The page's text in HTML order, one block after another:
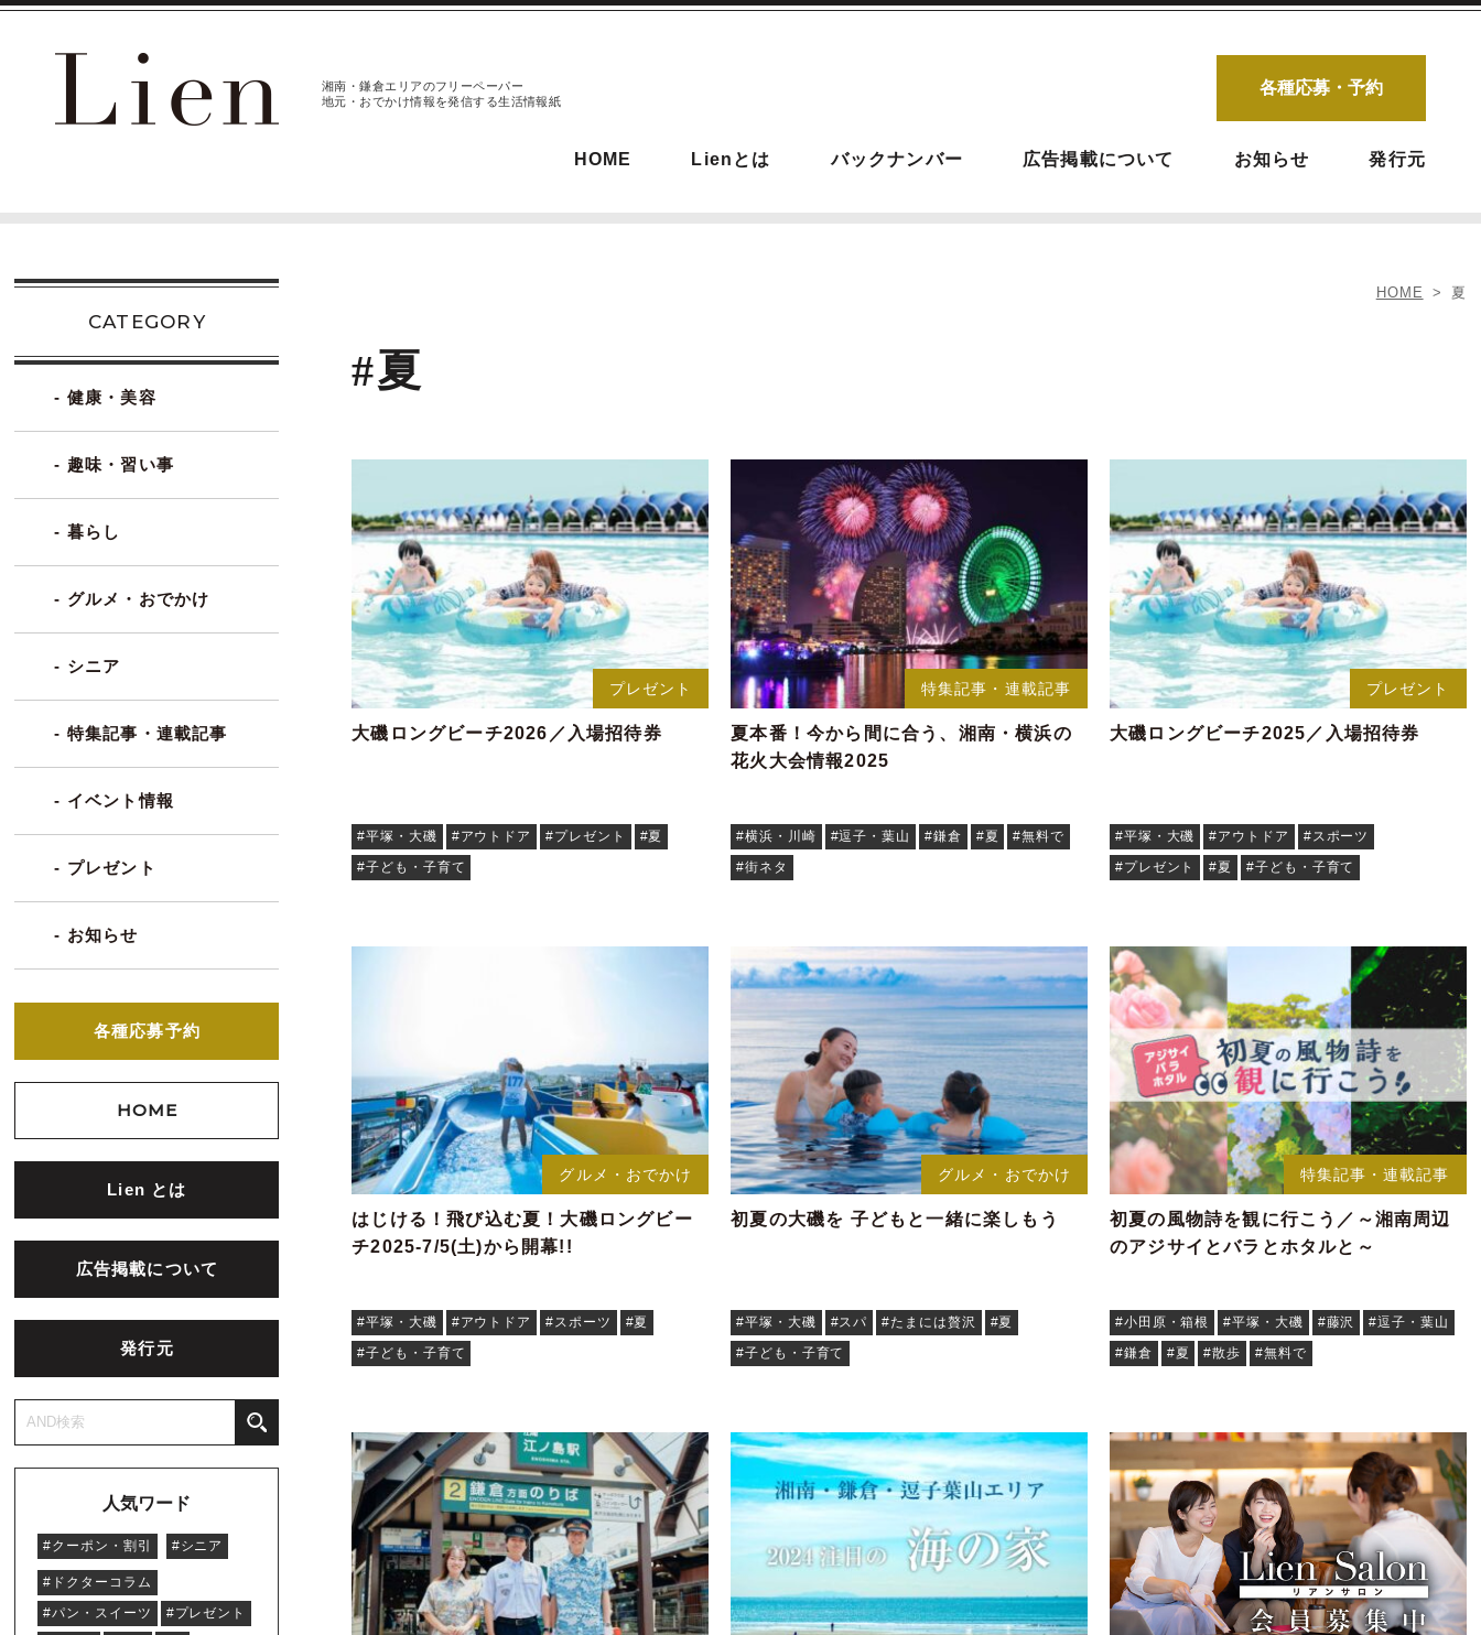
湘南・鎌倉エリアのフリーペーパー
地元・おでかけ情報を発信する生活情報紙
各種応募・予約
HOME Lienとは バックナンバー 広告掲載について お知らせ 発行元
CATEGORY
- 健康・美容
- 趣味・習い事
- 暮らし
- グルメ・おでかけ
- シニア
- 特集記事・連載記事
- イベント情報
- プレゼント
- お知らせ
各種応募予約
HOME
Lien とは
広告掲載について
発行元
人気ワード
#クーポン・割引 #シニア
#ドクターコラム
#パン・スイーツ
#プレゼント
HOME 夏
#夏
プレゼント
大磯ロングビーチ2026／入場招待券
#平塚・大磯 #アウトドア #プレゼント
#夏
#子ども・子育て
特集記事・連載記事
夏本番！今から間に合う、湘南・横浜の
花火大会情報2025
#横浜・川崎 #逗子・葉山 #鎌倉 #夏
#無料で
#街ネタ
プレゼント
大磯ロングビーチ2025／入場招待券
#平塚・大磯 #アウトドア
#スポーツ
#プレゼント
#夏 #子ども・子育て
グルメ・おでかけ
はじける！飛び込む夏！大磯ロングビー
チ2025-7/5(土)から開幕!!
#平塚・大磯 #アウトドア #スポーツ
#夏
#子ども・子育て
グルメ・おでかけ
初夏の大磯を 子どもと一緒に楽しもう
#平塚・大磯 #スパ #たまには贅沢
#夏
#子ども・子育て
特集記事・連載記事
初夏の風物詩を観に行こう／～湘南周辺
のアジサイとバラとホタルと～
#小田原・箱根 #平塚・大磯 #藤沢
#逗子・葉山
#鎌倉
#夏 #散歩 #無料で